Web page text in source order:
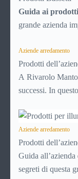
è importante per
propria casa e
Guida ai
grande azienda
conoscere la
di produzione,
lavorazioni.
importante per il
Aziende arredamento
Prodotti
A Rivarolo
successi. In
SPA”, una
maniera
alcuni utensili per
Ballarini aumentò
donazione di
Aziende arredamento
Prodotti
Guida
segreti di questa